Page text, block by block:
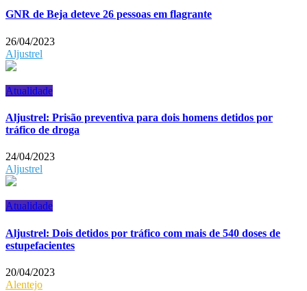
GNR de Beja deteve 26 pessoas em flagrante
26/04/2023
Aljustrel
Atualidade
Aljustrel: Prisão preventiva para dois homens detidos por
tráfico de droga
24/04/2023
Aljustrel
Atualidade
Aljustrel: Dois detidos por tráfico com mais de 540 doses de
estupefacientes
20/04/2023
Alentejo